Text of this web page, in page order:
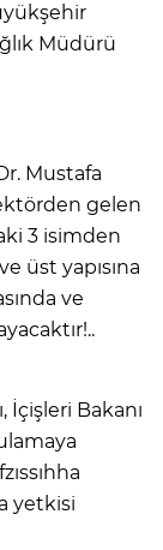
Müdürü
Mustafa
gelen
3 isimden
üst yapısına
ve
İçişleri Bakanı
yetkisi